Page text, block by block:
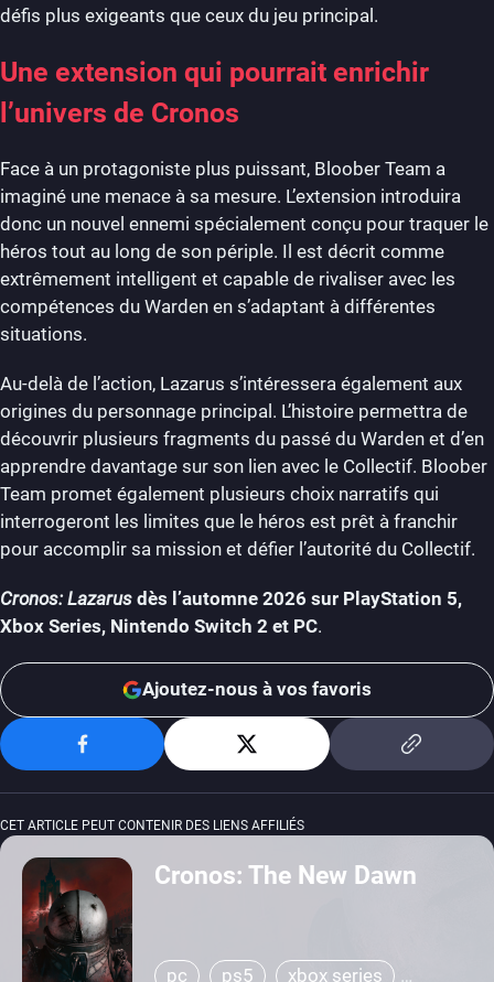
défis plus exigeants que ceux du jeu principal.
Une extension qui pourrait enrichir
l’univers de Cronos
Face à un protagoniste plus puissant, Bloober Team a
imaginé une menace à sa mesure. L’extension introduira
donc un nouvel ennemi spécialement conçu pour traquer le
héros tout au long de son périple. Il est décrit comme
extrêmement intelligent et capable de rivaliser avec les
compétences du Warden en s’adaptant à différentes
situations.
Au-delà de l’action, Lazarus s’intéressera également aux
origines du personnage principal. L’histoire permettra de
découvrir plusieurs fragments du passé du Warden et d’en
apprendre davantage sur son lien avec le Collectif. Bloober
Team promet également plusieurs choix narratifs qui
interrogeront les limites que le héros est prêt à franchir
pour accomplir sa mission et défier l’autorité du Collectif.
Cronos: Lazarus dès l’automne 2026 sur PlayStation 5,
Xbox Series, Nintendo Switch 2 et PC.
Ajoutez-nous à vos favoris
CET ARTICLE PEUT CONTENIR DES LIENS AFFILIÉS
Cronos: The New Dawn
pc ps5 xbox series